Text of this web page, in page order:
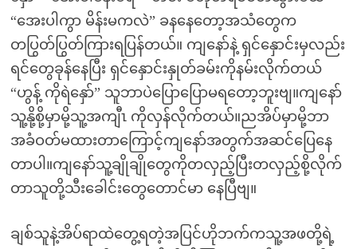
“အေးပါကွာ မိန်းမကလဲ” ခနနေတော့အသံတွေက
တပြွတ်ပြွတ်ကြားရပြန်တယ်။ ကျနော်နဲ့ ရှင်နှောင်းမှလည်း
ရင်တွေခုန်နေပြီး ရှင်နှောင်းနှုတ်ခမ်းကိုနမ်းလိုက်တယ်
“ဟွန့် ကိုရဲနှော်” သူဘာပဲပြောပြောမရတော့ဘူးဗျ။ကျနော်
သူ့နို့စို့မှာမို့သူ့အကျီၤ ကိုလှန်လိုက်တယ်။ညအိပ်မှာမို့ဘာ
အခံဝတ်မထားတာကြောင့်ကျနော်အတွက်အဆင်ပြေနေ
တာပါ။ကျနော်သူ့ချိုချိုတွေကိုတလှည့်ပြီးတလှည့်စို့လိုက်
တာသူတို့သီးခေါင်းတွေတောင်မာ နေပြီဗျ။
ချစ်သူနဲ့အိပ်ရာထဲတွေ့ရတဲ့အပြင်ဟိုဘက်ကသူ့အဖတို့ရဲ့